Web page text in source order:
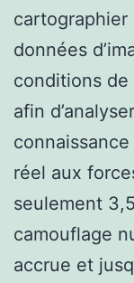
données
conditions
afin
réel aux
seulement
camouflage
accrue et